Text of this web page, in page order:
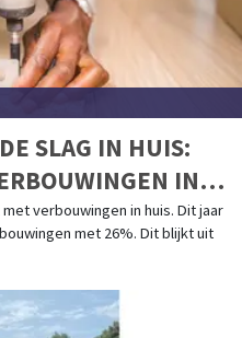
SLAG IN HUIS:
IN
verbouwingen in huis. Dit jaar
met 26%. Dit blijkt uit